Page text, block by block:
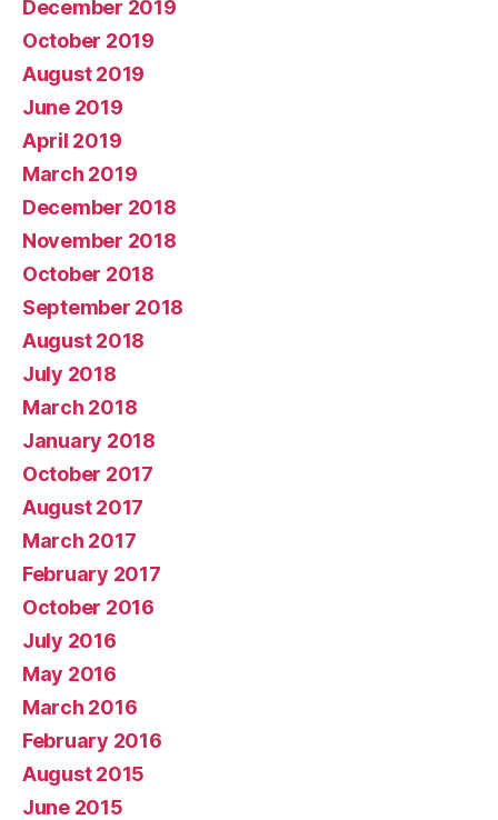
December 2019
October 2019
August 2019
June 2019
April 2019
March 2019
December 2018
November 2018
October 2018
September 2018
August 2018
July 2018
March 2018
January 2018
October 2017
August 2017
March 2017
February 2017
October 2016
July 2016
May 2016
March 2016
February 2016
August 2015
June 2015